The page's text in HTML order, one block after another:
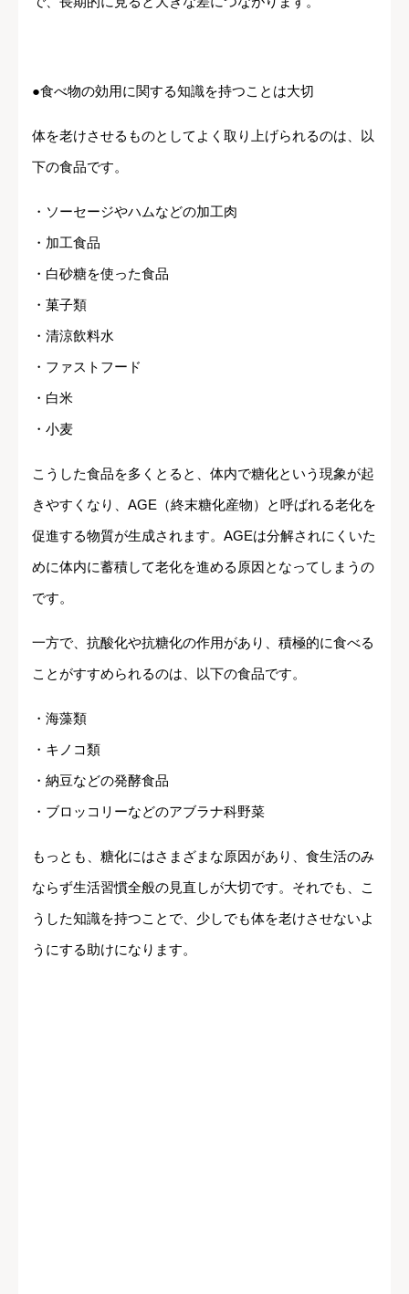
●食べ物の効用に関する知識を持つことは大切
体を老けさせるものとしてよく取り上げられるのは、以
下の食品です。
・ソーセージやハムなどの加工肉
・加工食品
・白砂糖を使った食品
・菓子類
・清涼飲料水
・ファストフード
・白米
・小麦
こうした食品を多くとると、体内で糖化という現象が起
きやすくなり、AGE（終末糖化産物）と呼ばれる老化を
促進する物質が生成されます。AGEは分解されにくいた
めに体内に蓄積して老化を進める原因となってしまうの
です。
一方で、抗酸化や抗糖化の作用があり、積極的に食べる
ことがすすめられるのは、以下の食品です。
・海藻類
・キノコ類
・納豆などの発酵食品
・ブロッコリーなどのアブラナ科野菜
もっとも、糖化にはさまざまな原因があり、食生活のみ
ならず生活習慣全般の見直しが大切です。それでも、こ
うした知識を持つことで、少しでも体を老けさせないよ
うにする助けになります。